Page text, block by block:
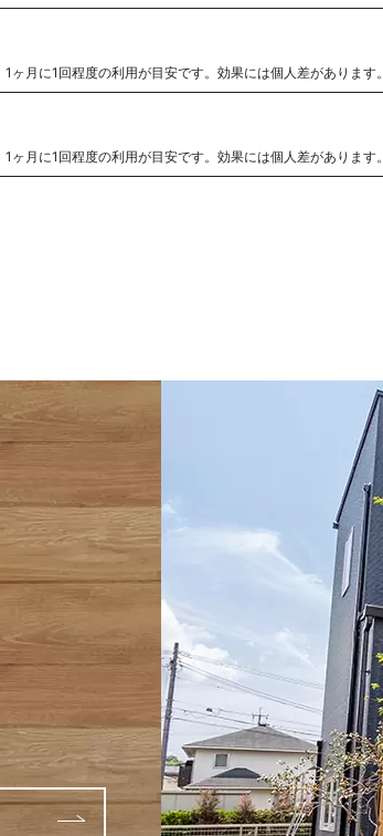
月に1回程度の利用が目安です。効果には個人差があります。
月に1回程度の利用が目安です。効果には個人差があります。